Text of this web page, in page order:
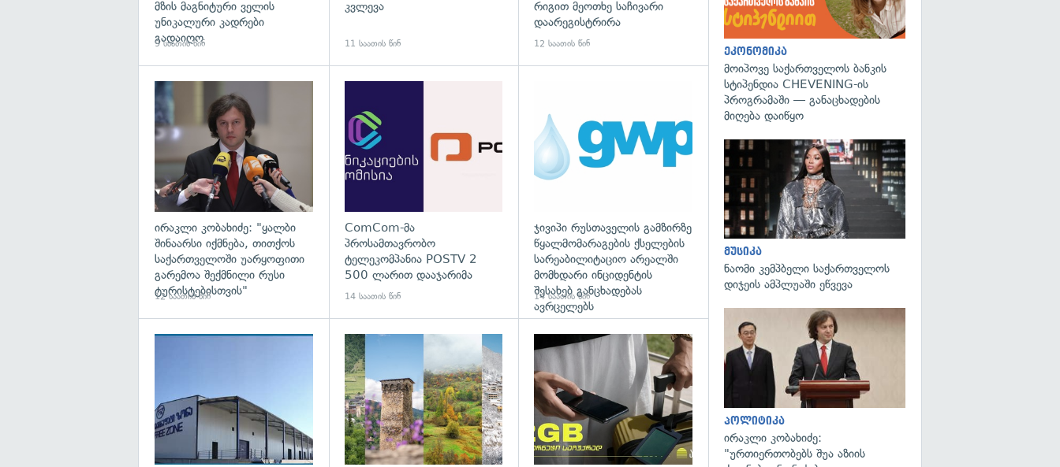
მზის მაგნიტური ველის
უნიკალური კადრები
გადაიღო
9 საათის წინ
კვლევა
11 საათის წინ
რიგით მეოთხე საჩივარი
დაარეგისტრირა
12 საათის წინ
ირაკლი კობახიძე: "ყალბი
შინაარსი იქმნება, თითქოს
საქართველოში უარყოფითი
გარემოა შექმნილი რუსი
ტურისტებისთვის"
12 საათის წინ
ComCom-მა
პროსამთავრობო
ტელეკომპანია POSTV 2
500 ლარით დააჯარიმა
14 საათის წინ
ჯივიპი რუსთაველის გამზირზე
წყალმომარაგების ქსელების
სარეაბილიტაციო არეალში
მომხდარი ინციდენტის
შესახებ განცხადებას
ავრცელებს
14 საათის წინ
გადახედვა გადახედვა
ეკონომიკა
მოიპოვე საქართველოს ბანკის
სტიპენდია CHEVENING-ის
პროგრამაში — განაცხადების
მიღება დაიწყო
მუსიკა
ნაომი კემპბელი საქართველოს
დიჯეის ამპლუაში ეწვევა
პოლიტიკა
ირაკლი კობახიძე:
"ურთიერთობებს შუა აზიის